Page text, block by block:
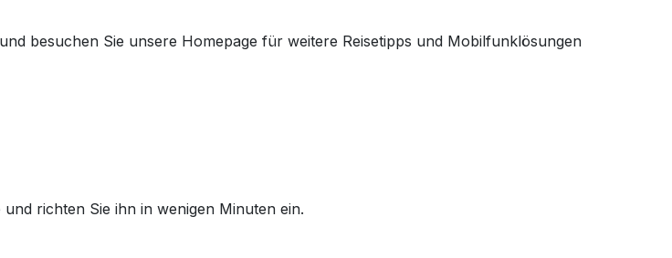
besuchen Sie unsere Homepage für weitere Reisetipps und Mobilfunklösungen
richten Sie ihn in wenigen Minuten ein.